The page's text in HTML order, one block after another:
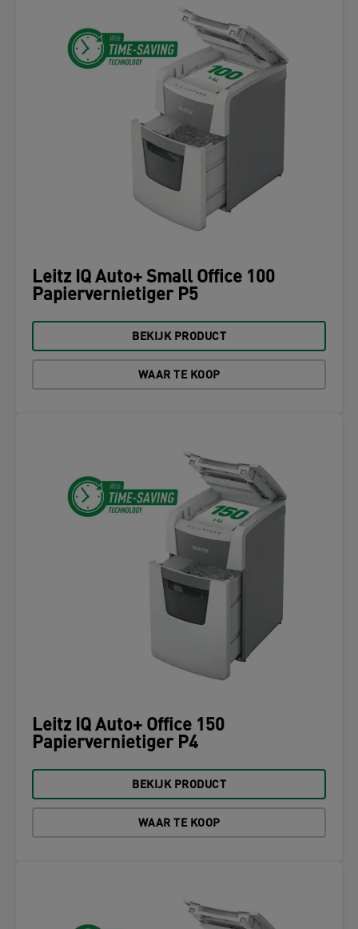
Leitz IQ Auto+ Small Office 100
Papiervernietiger P5
BEKIJK PRODUCT
WAAR TE KOOP
Leitz IQ Auto+ Office 150
Papiervernietiger P4
BEKIJK PRODUCT
WAAR TE KOOP